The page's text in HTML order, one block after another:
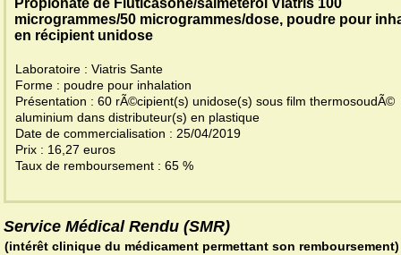
Propionate de Fluticasone/salmeterol Viatris 100
microgrammes/50 microgrammes/dose, poudre pour
en récipient unidose
Laboratoire : Viatris Sante
Forme : poudre pour inhalation
Présentation : 60 rÃ©cipient(s) unidose(s) sous film thermosoudÃ©
aluminium dans distributeur(s) en plastique
Date de commercialisation : 25/04/2019
Prix : 16,27 euros
Taux de remboursement : 65 %
Service Médical Rendu (SMR)
(intérêt clinique du médicament permettant son remboursement)